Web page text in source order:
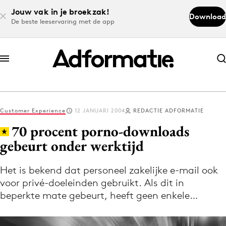
Jouw vak in je broekzak!
De beste leeservaring met de app
Download
Abonneer nu
Abonneer nu
Log in
Download de app
Volg het laatste nieuws via de Adformatie
Nieuws app
Customer Experience 12 JANUARI 2004 REDACTIE ADFORMATIE
70 procent porno-downloads
gebeurt onder werktijd
Het is bekend dat personeel zakelijke e-mail ook
voor privé-doeleinden gebruikt. Als dit in
beperkte mate gebeurt, heeft geen enkele…